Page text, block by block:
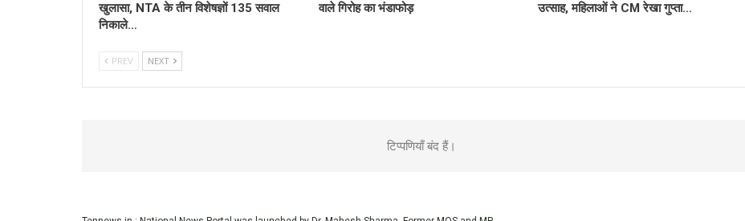
खुलासा, NTA के तीन विशेषज्ञों 135 सवाल
निकाले…
वाले गिरोह का भंडाफोड़
उत्साह, महिलाओं ने CM रेखा गुप्ता…
PREV NEXT
टिप्पणियाँ बंद हैं।